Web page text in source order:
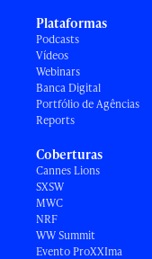
Plataformas
Podcasts
Vídeos
Webinars
Banca Digital
Portfólio de Agências
Reports
Coberturas
Cannes Lions
SXSW
MWC
NRF
WW Summit
Evento ProXXIma